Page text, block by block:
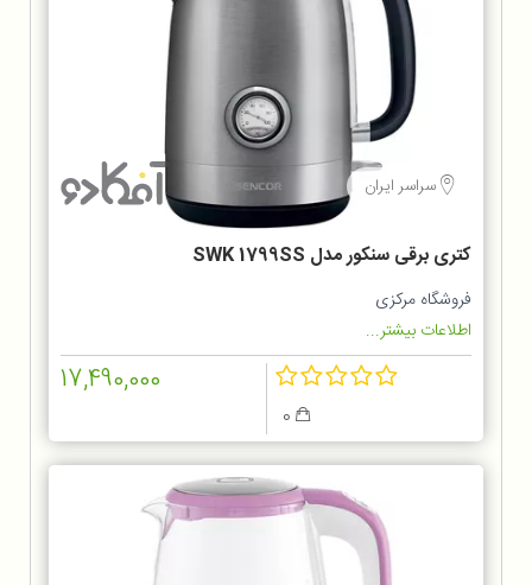
سراسر ایران
کتری برقی سنکور مدل SWK 1799SS
فروشگاه مرکزی
اطلاعات بیشتر...
17,490,000